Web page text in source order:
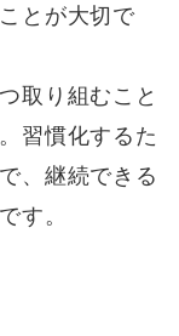
とが大切で
取り組むこと
習慣化するた
、継続できる
す。